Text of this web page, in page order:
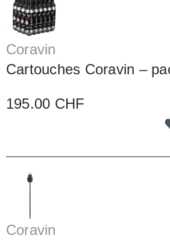
Coravin
Cartouches Coravin –
195.00 CHF
Coravin